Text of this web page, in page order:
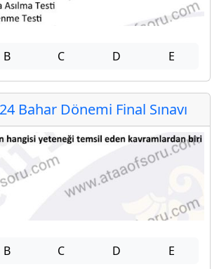
B C D E
Bahar Dönemi Final Sınavı
B C D E